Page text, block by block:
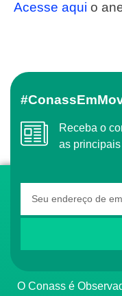
Acesse aqui o
Receba o conteúdo semanal do Conass com
as
O Conass é Observador Consultivo da Comunidade